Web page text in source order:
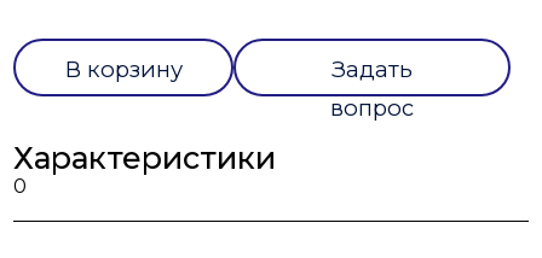
В корзину
Задать
вопрос
Характеристики
0